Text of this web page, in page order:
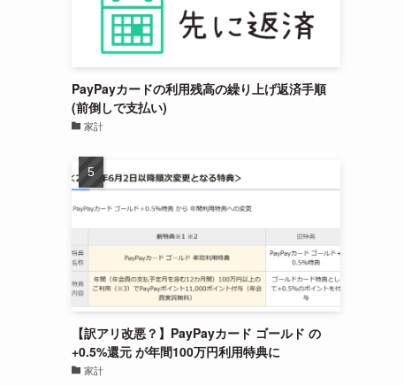
PayPayカードの利用残高の繰り上げ返済手順
(前倒しで支払い)
家計
【訳アリ改悪？】PayPayカード ゴールド の
+0.5%還元 が年間100万円利用特典に
家計